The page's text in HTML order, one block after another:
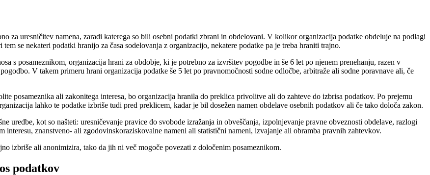
za uresničitev namena, zaradi katerega so bili osebni podatki zbrani in obdelovani. V kolikor organizacija podatke obdeluje na podlagi
se nekateri podatki hranijo za časa sodelovanja z organizacijo, nekatere podatke pa je treba hraniti trajno.
s posameznikom, organizacija hrani za obdobje, ki je potrebno za izvršitev pogodbe in še 6 let po njenem prenehanju, razen v
V takem primeru hrani organizacija podatke še 5 let po pravnomočnosti sodne odločbe, arbitraže ali sodne poravnave ali, če
posameznika ali zakonitega interesa, bo organizacija hranila do preklica privolitve ali do zahteve do izbrisa podatkov. Po prejemu
lahko te podatke izbriše tudi pred preklicem, kadar je bil dosežen namen obdelave osebnih podatkov ali če tako določa zakon.
uredbe, kot so našteti: uresničevanje pravice do svobode izražanja in obveščanja, izpolnjevanje pravne obveznosti obdelave, razlogi
interesu, znanstveno- ali zgodovinskoraziskovalne nameni ali statistični nameni, izvajanje ali obramba pravnih zahtevkov.
izbriše ali anonimizira, tako da jih ni več mogoče povezati z določenim posameznikom.
podatkov